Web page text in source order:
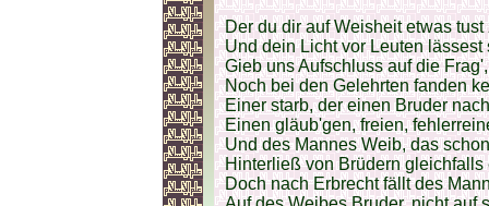
Der du dir auf Weisheit etwas tust
Und dein Licht vor Leuten lässest
Gieb uns Aufschluss auf die
Noch bei den Gelehrten fanden
Einer starb, der einen Bruder
Einen gläub'gen, freien,
Und des Mannes Weib, das
Hinterließ von Brüdern gleichfalls
Doch nach Erbrecht fällt des